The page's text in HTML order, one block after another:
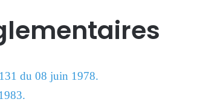
du 08 juin 1978.